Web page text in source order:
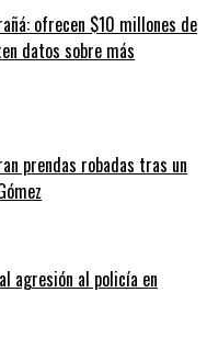
ofrecen $10 millones de
datos sobre más
prendas robadas tras un
agresión al policía en